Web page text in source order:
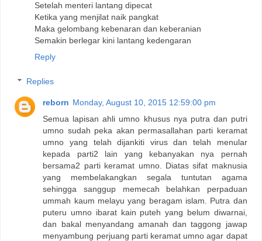
Setelah menteri lantang dipecat
Ketika yang menjilat naik pangkat
Maka gelombang kebenaran dan keberanian
Semakin berlegar kini lantang kedengaran
Reply
Replies
reborn Monday, August 10, 2015 12:59:00 pm
Semua lapisan ahli umno khusus nya putra dan putri
umno sudah peka akan permasallahan parti keramat
umno yang telah dijankiti virus dan telah menular
kepada parti2 lain yang kebanyakan nya pernah
bersama2 parti keramat umno. Diatas sifat maknusia
yang membelakangkan segala tuntutan agama
sehingga sanggup memecah belahkan perpaduan
ummah kaum melayu yang beragam islam. Putra dan
puteru umno ibarat kain puteh yang belum diwarnai,
dan bakal menyandang amanah dan taggong jawap
menyambung perjuang parti keramat umno agar dapat